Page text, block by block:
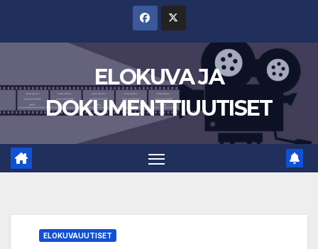
ELOKUVA JA
DOKUMENTTIUUTISET
ELOKUVAUUTISET